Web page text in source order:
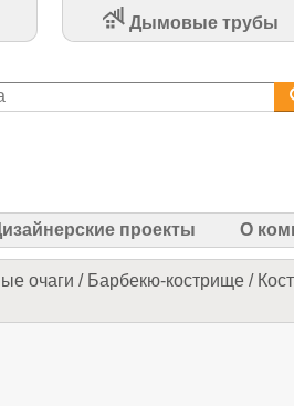
Дымовые трубы
проекты О
очаги / Барбекю-кострище /